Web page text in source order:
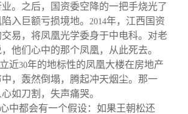
。之后，国资委空降的一把手烧光了
入巨额亏损境地。
2014年，江西国资
易，将凤凰光学委身于中电科。对老
他们心中的那个凤凰，从此死去。
近30年的地标性的凤凰大楼在房地产
，轰然倒塌，腾起冲天烟尘。那一
如刀割，失声痛哭。
中都会有一个假设：如果王朝松还